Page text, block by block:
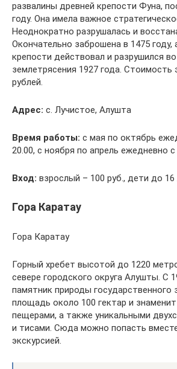
развалины древней крепости Фуна,
году. Она имела важное
Неоднократно разрушалась и
Окончательно заброшена в 1475 году,
крепости действовал и разрушился
землетрясения 1927 года. Стоимость
рублей.
Адрес: с. Лучистое, Алушта
Время работы: с мая по октябрь
20.00, с ноября по апрель ежедневно
Вход: взрослый – 100 руб., дети до
Гора Каратау
Гора Каратау
Горный хребет высотой до 1220
севере городского округа Алушты. С
памятник природы государственного
площадь около 100 гектар и
пещерами, а также уникальными
и тисами. Сюда можно попасть
экскурсией.